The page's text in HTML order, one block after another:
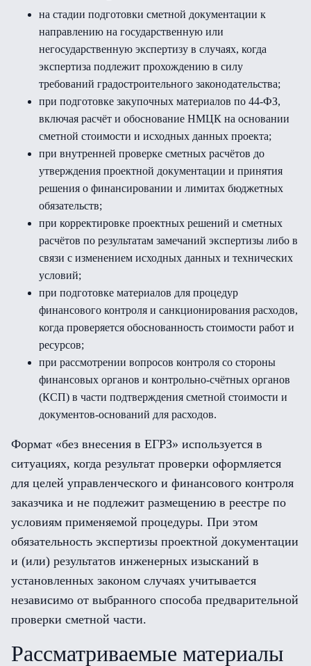
на стадии подготовки сметной документации к
направлению на государственную или
негосударственную экспертизу в случаях, когда
экспертиза подлежит прохождению в силу
требований градостроительного законодательства;
при подготовке закупочных материалов по 44-ФЗ,
включая расчёт и обоснование НМЦК на основании
сметной стоимости и исходных данных проекта;
при внутренней проверке сметных расчётов до
утверждения проектной документации и принятия
решения о финансировании и лимитах бюджетных
обязательств;
при корректировке проектных решений и сметных
расчётов по результатам замечаний экспертизы либо в
связи с изменением исходных данных и технических
условий;
при подготовке материалов для процедур
финансового контроля и санкционирования расходов,
когда проверяется обоснованность стоимости работ и
ресурсов;
при рассмотрении вопросов контроля со стороны
финансовых органов и контрольно-счётных органов
(КСП) в части подтверждения сметной стоимости и
документов-оснований для расходов.
Формат «без внесения в ЕГРЗ» используется в
ситуациях, когда результат проверки оформляется
для целей управленческого и финансового контроля
заказчика и не подлежит размещению в реестре по
условиям применяемой процедуры. При этом
обязательность экспертизы проектной документации
и (или) результатов инженерных изысканий в
установленных законом случаях учитывается
независимо от выбранного способа предварительной
проверки сметной части.
Рассматриваемые материалы